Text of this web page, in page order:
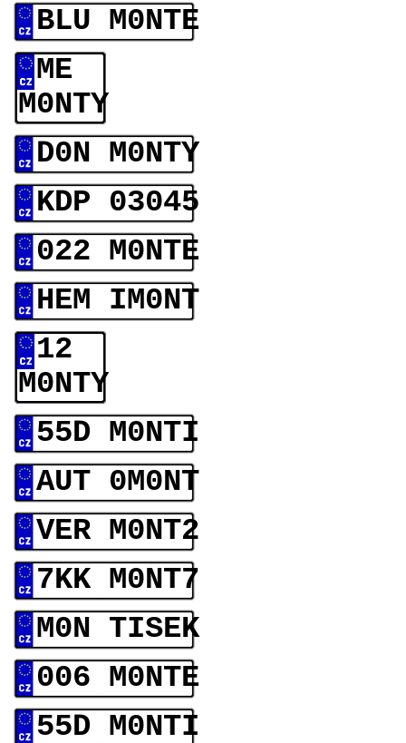
BLU M0NTE
ME
M0NTY
D0N M0NTY
KDP 03045
022 M0NTE
HEM IM0NT
12
M0NTY
55D M0NTI
AUT 0M0NT
VER M0NT2
7KK M0NT7
M0N TISEK
006 M0NTE
55D M0NTI